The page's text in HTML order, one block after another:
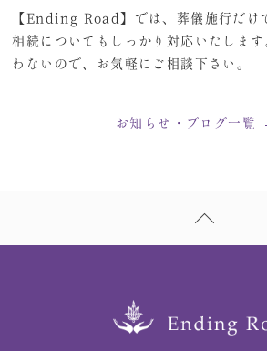
【Ending Road】では、葬儀施行だけ
相続についてもしっかり対応いたします
わないので、お気軽にご相談下さい。
お知らせ・ブログ一覧